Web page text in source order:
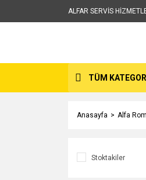
ALFAR SERVİS
TÜM
Anasayfa Alfa
Stoktakiler